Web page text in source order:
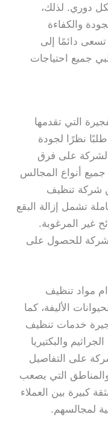
دوري. لذلك،
والكفاءة
تسعى دائمًا إلى
جميع احتياجات
التي تقدمها
نظرًا لجودة
الشركة على فرق
أنواع المجالس
شركة تنظيف
تشمل إزالة البقع
غير المرغوبة.
للحصول على
مواد تنظيف
الأليفة، كما
خدمات تنظيف
والبكتيريا
على التفاصيل
والمناطق التي يصعب
كبيرة بين العملاء
لمجالسهم.